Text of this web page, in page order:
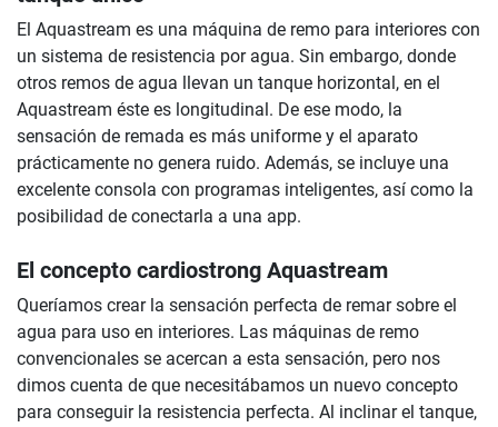
El Aquastream es una máquina de remo para interiores con
un sistema de resistencia por agua. Sin embargo, donde
otros remos de agua llevan un tanque horizontal, en el
Aquastream éste es longitudinal. De ese modo, la
sensación de remada es más uniforme y el aparato
prácticamente no genera ruido. Además, se incluye una
excelente consola con programas inteligentes, así como la
posibilidad de conectarla a una app.
El concepto cardiostrong Aquastream
Queríamos crear la sensación perfecta de remar sobre el
agua para uso en interiores. Las máquinas de remo
convencionales se acercan a esta sensación, pero nos
dimos cuenta de que necesitábamos un nuevo concepto
para conseguir la resistencia perfecta. Al inclinar el tanque,